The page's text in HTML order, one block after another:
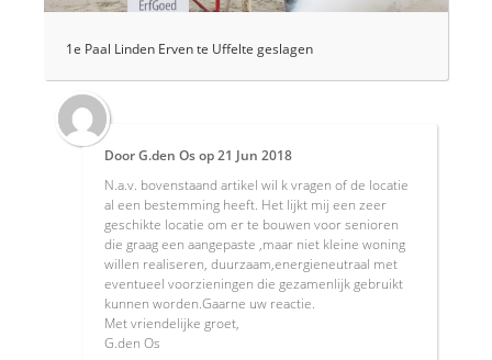
1e Paal Linden Erven te Uffelte geslagen
DoorG.den Osop21 Jun 2018
N.a.v. bovenstaand artikel wil k vragen of de locatie
al een bestemming heeft. Het lijkt mij een zeer
geschikte locatie om er te bouwen voor senioren
die graag een aangepaste ,maar niet kleine woning
willen realiseren, duurzaam,energieneutraal met
eventueel voorzieningen die gezamenlijk gebruikt
kunnen worden.Gaarne uw reactie.
Met vriendelijke groet,
G.den Os